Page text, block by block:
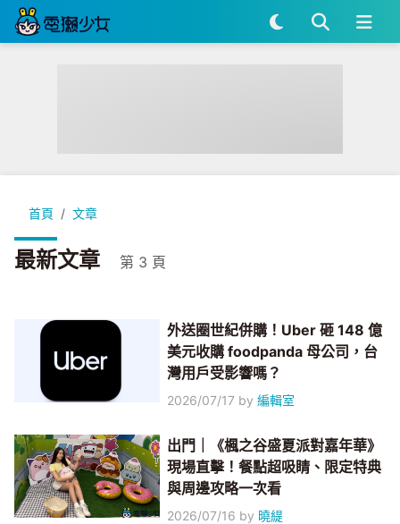
首頁 文章
最新文章 第 3 頁
外送圈世紀併購！Uber 砸 148 億
美元收購 foodpanda 母公司，台
灣用戶受影響嗎？
2026/07/17 by編輯室
出門｜《楓之谷盛夏派對嘉年華》
現場直擊！餐點超吸睛、限定特典
與周邊攻略一次看
2026/07/16 by 曉緹